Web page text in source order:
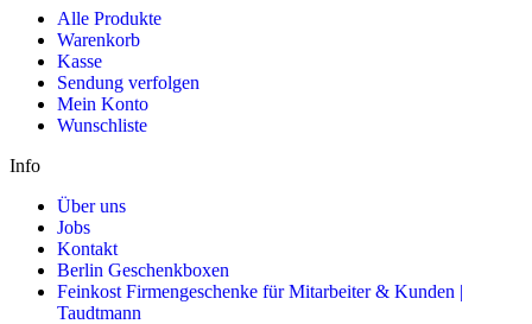
Alle Produkte
Warenkorb
Kasse
Sendung verfolgen
Mein Konto
Wunschliste
Info
Über uns
Jobs
Kontakt
Berlin Geschenkboxen
Feinkost Firmengeschenke für Mitarbeiter & Kunden |
Taudtmann